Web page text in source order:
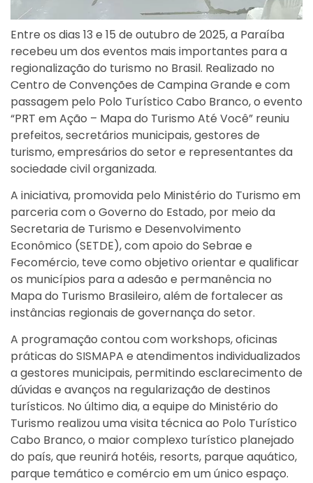
Entre os dias 13 e 15 de outubro de 2025, a Paraíba
recebeu um dos eventos mais importantes para a
regionalização do turismo no Brasil. Realizado no
Centro de Convenções de Campina Grande e com
passagem pelo Polo Turístico Cabo Branco, o evento
“PRT em Ação – Mapa do Turismo Até Você” reuniu
prefeitos, secretários municipais, gestores de
turismo, empresários do setor e representantes da
sociedade civil organizada.
A iniciativa, promovida pelo Ministério do Turismo em
parceria com o Governo do Estado, por meio da
Secretaria de Turismo e Desenvolvimento
Econômico (SETDE), com apoio do Sebrae e
Fecomércio, teve como objetivo orientar e qualificar
os municípios para a adesão e permanência no
Mapa do Turismo Brasileiro, além de fortalecer as
instâncias regionais de governança do setor.
A programação contou com workshops, oficinas
práticas do SISMAPA e atendimentos individualizados
a gestores municipais, permitindo esclarecimento de
dúvidas e avanços na regularização de destinos
turísticos. No último dia, a equipe do Ministério do
Turismo realizou uma visita técnica ao Polo Turístico
Cabo Branco, o maior complexo turístico planejado
do país, que reunirá hotéis, resorts, parque aquático,
parque temático e comércio em um único espaço.